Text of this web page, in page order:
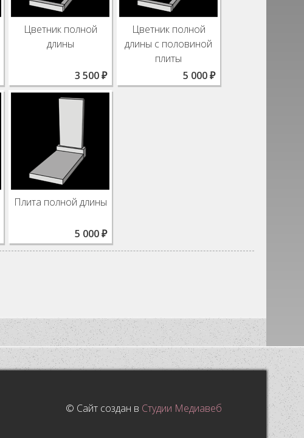
Цветник полной
длины
3 500 ₽
Цветник полной
длины с половиной
плиты
5 000 ₽
Плита полной длины
5 000 ₽
© Сайт создан в Студии Медиавеб